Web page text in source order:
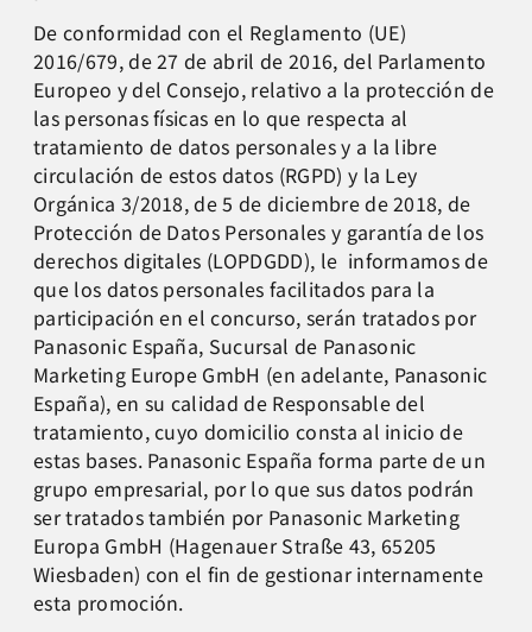
De conformidad con el Reglamento (UE)
2016/679, de 27 de abril de 2016, del Parlamento
Europeo y del Consejo, relativo a la protección de
las personas físicas en lo que respecta al
tratamiento de datos personales y a la libre
circulación de estos datos (RGPD) y la Ley
Orgánica 3/2018, de 5 de diciembre de 2018, de
Protección de Datos Personales y garantía de los
derechos digitales (LOPDGDD), le informamos de
que los datos personales facilitados para la
participación en el concurso, serán tratados por
Panasonic España, Sucursal de Panasonic
Marketing Europe GmbH (en adelante, Panasonic
España), en su calidad de Responsable del
tratamiento, cuyo domicilio consta al inicio de
estas bases. Panasonic España forma parte de un
grupo empresarial, por lo que sus datos podrán
ser tratados también por Panasonic Marketing
Europa GmbH (Hagenauer Straße 43, 65205
Wiesbaden) con el fin de gestionar internamente
esta promoción.